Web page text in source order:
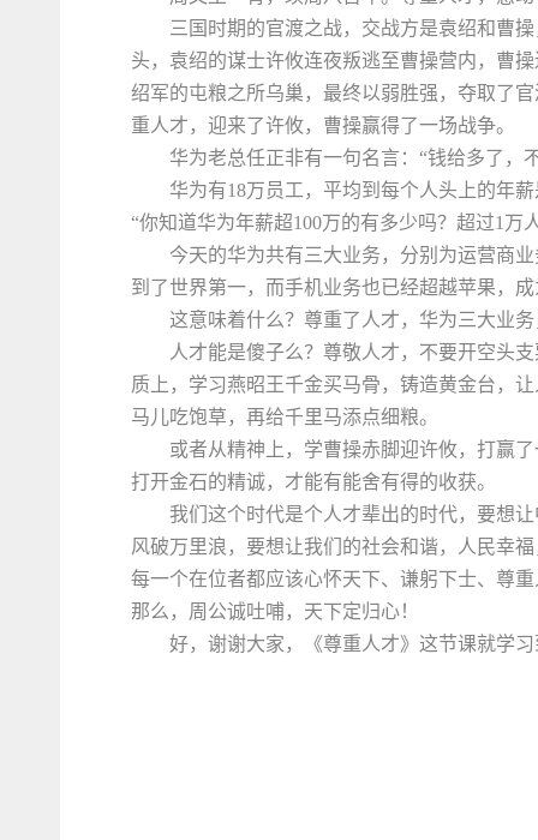
三国时期的官渡之战，交战方是袁绍和曹
头，袁绍的谋士许攸连夜叛逃至曹操营内，曹
绍军的屯粮之所乌巢，最终以弱胜强，夺取了
重人才，迎来了许攸，曹操赢得了一场战争。
华为老总任正非有一句名言：“钱给多了，
华为有18万员工，平均到每个人头上的年
“你知道华为年薪超100万的有多少吗？超过1万
今天的华为共有三大业务，分别为运营商
到了世界第一，而手机业务也已经超越苹果，
这意味着什么？尊重了人才，华为三大业
人才能是傻子么？尊敬人才，不要开空头
质上，学习燕昭王千金买马骨，铸造黄金台，
马儿吃饱草，再给千里马添点细粮。
或者从精神上，学曹操赤脚迎许攸，打赢
打开金石的精诚，才能有能舍有得的收获。
我们这个时代是个人才辈出的时代，要想
风破万里浪，要想让我们的社会和谐，人民幸
每一个在位者都应该心怀天下、谦躬下士、尊
那么，周公诚吐哺，天下定归心！
好，谢谢大家，《尊重人才》这节课就学